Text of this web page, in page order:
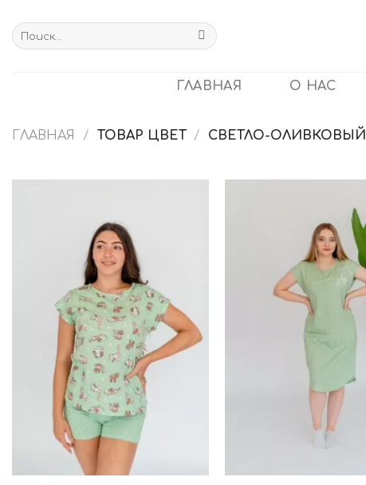
content
Искать:
ГЛАВНАЯ О НАС
ГЛАВНАЯ / ТОВАР ЦВЕТ / СВЕТЛО-ОЛИВКОВЫЙ